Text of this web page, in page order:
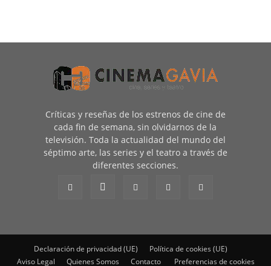
Críticas y reseñas de los estrenos de cine de
cada fin de semana, sin olvidarnos de la
televisión. Toda la actualidad del mundo del
séptimo arte, las series y el teatro a través de
diferentes secciones.
Declaración de privacidad (UE)
Política de cookies (UE)
Aviso Legal
Quienes Somos Contacto Preferencias de cookies